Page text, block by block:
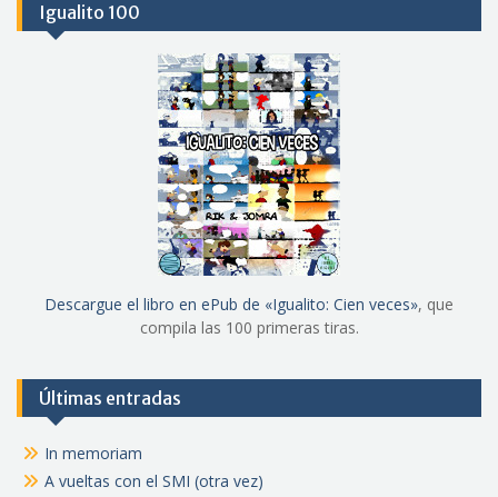
Igualito 100
Descargue el libro en ePub de «Igualito: Cien veces», que
compila las 100 primeras tiras.
Últimas entradas
In memoriam
A vueltas con el SMI (otra vez)